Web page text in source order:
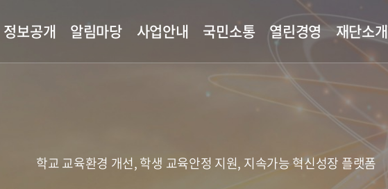
정보공개 알림마당 사업안내 국민소통 열린경영 재단소개
학교 교육환경 개선, 학생 교육안정 지원, 지속가능 혁신성장 플랫폼